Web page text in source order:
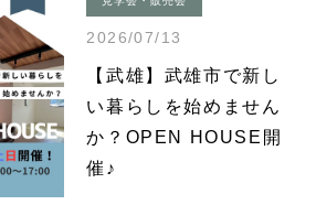
2026/07/13
【武雄】武雄市で新し
い暮らしを始めません
か？OPEN HOUSE開
催♪